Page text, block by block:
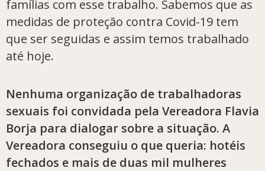
famílias com esse trabalho. Sabemos que as
medidas de proteção contra Covid-19 tem
que ser seguidas e assim temos trabalhado
até hoje.
Nenhuma organização de trabalhadoras
sexuais foi convidada pela Vereadora Flavia
Borja para dialogar sobre a situação. A
Vereadora conseguiu o que queria: hotéis
fechados e mais de duas mil mulheres